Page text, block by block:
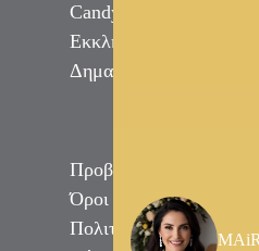
Candy Bar Γάμου
Εκκλησίες
Δημαρχεία
Προβολή Επαγγελματιών
Όροι & Προϋποθέσεις
Πολιτική Απορρήτου